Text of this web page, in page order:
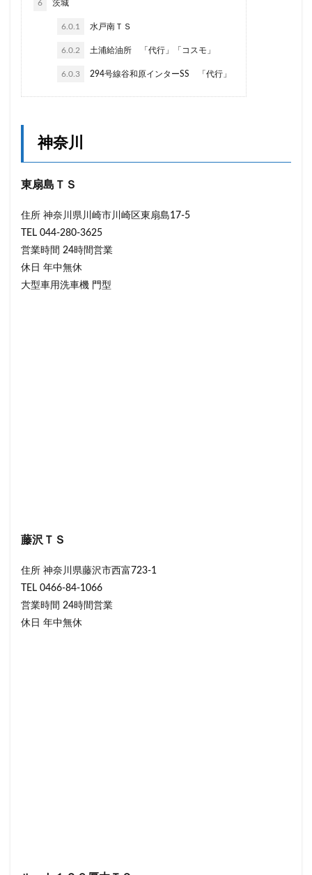
6 茨城
6.0.1 水戸南ＴＳ
6.0.2 土浦給油所 「代行」「コスモ」
6.0.3 294号線谷和原インターSS 「代行」
神奈川
東扇島ＴＳ
住所 神奈川県川崎市川崎区東扇島17-5
TEL 044-280-3625
営業時間 24時間営業
休日 年中無休
大型車用洗車機 門型
藤沢ＴＳ
住所 神奈川県藤沢市西富723-1
TEL 0466-84-1066
営業時間 24時間営業
休日 年中無休